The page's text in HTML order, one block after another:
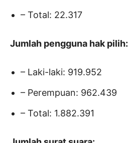
– Total: 22.317
Jumlah pengguna hak pilih:
– Laki-laki: 919.952
– Perempuan: 962.439
– Total: 1.882.391